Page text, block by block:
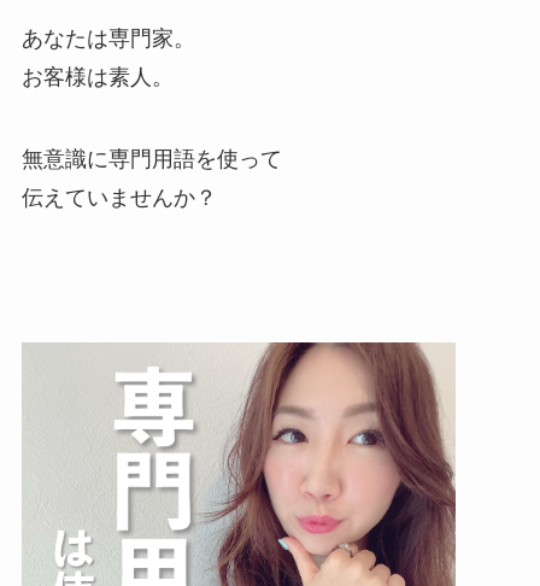
あなたは専門家。
お客様は素人。
無意識に専門用語を使って
伝えていませんか？